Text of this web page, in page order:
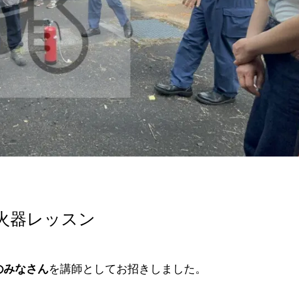
器レッスン
みなさんを講師としてお招きしました。